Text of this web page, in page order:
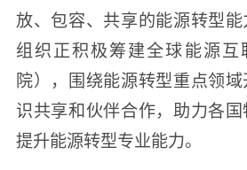
放、包容、共享的能源转型
组织正积极筹建全球能源互
院），围绕能源转型重点领
识共享和伙伴合作，助力各
提升能源转型专业能力。